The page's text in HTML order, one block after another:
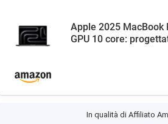
Apple 2025 MacBook
GPU 10 core:
In qualità di Affiliato